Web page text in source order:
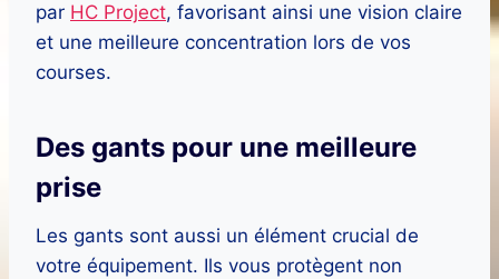
par HC Project, favorisant ainsi une vision claire
et une meilleure concentration lors de vos
courses.
Des gants pour une meilleure
prise
Les gants sont aussi un élément crucial de
votre équipement. Ils vous protègent non